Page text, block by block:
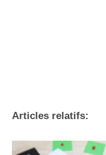
Articles relatifs: